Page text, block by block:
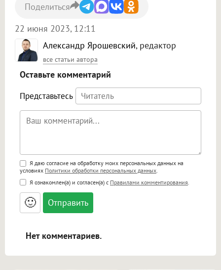
Александр Ярошевский, редактор
все статьи автора
22 июня 2023, 12:11
Поделиться
Оставьте комментарий
Представьтесь
Поддержка HTML
<b>, <strong>, <u>, <i>, <em>, <s>, <big>,
<small>, <sup>, <sub>, <pre>, <ul>, <ol>, <li>,
<blockquote>, <code> экранирует HTML,
адреса URL автоматически становятся
ссылками, и [img]адрес[/img] будет
Я даю согласие на обработку моих персональных данных на
условиях Политики обработки персональных данных
Я ознакомлен(а) и согласен(а) с Правилами комментирования
🙂
Нет комментариев.